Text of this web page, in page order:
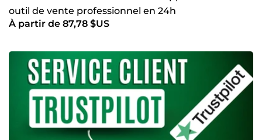
outil de vente professionnel en 24h
À partir de 87,78 $US